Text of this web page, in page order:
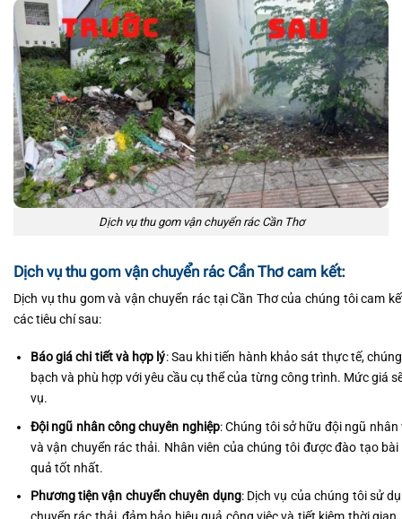
Dịch vụ thu gom vận chuyển rác Cần Thơ
Dịch vụ thu gom vận chuyển rác Cần Thơ cam kết:
Dịch vụ thu gom và vận chuyển rác tại Cần Thơ của chúng tôi cam
các tiêu chí sau:
Báo giá chi tiết và hợp lý: Sau khi tiến hành khảo sát thực tế,
bạch và phù hợp với yêu cầu cụ thể của từng công trình. Mức giá
vụ.
Đội ngũ nhân công chuyên nghiệp: Chúng tôi sở hữu đội ngũ
và vận chuyển rác thải. Nhân viên của chúng tôi được đào tạo
quả tốt nhất.
Phương tiện vận chuyển chuyên dụng: Dịch vụ của chúng tôi sử